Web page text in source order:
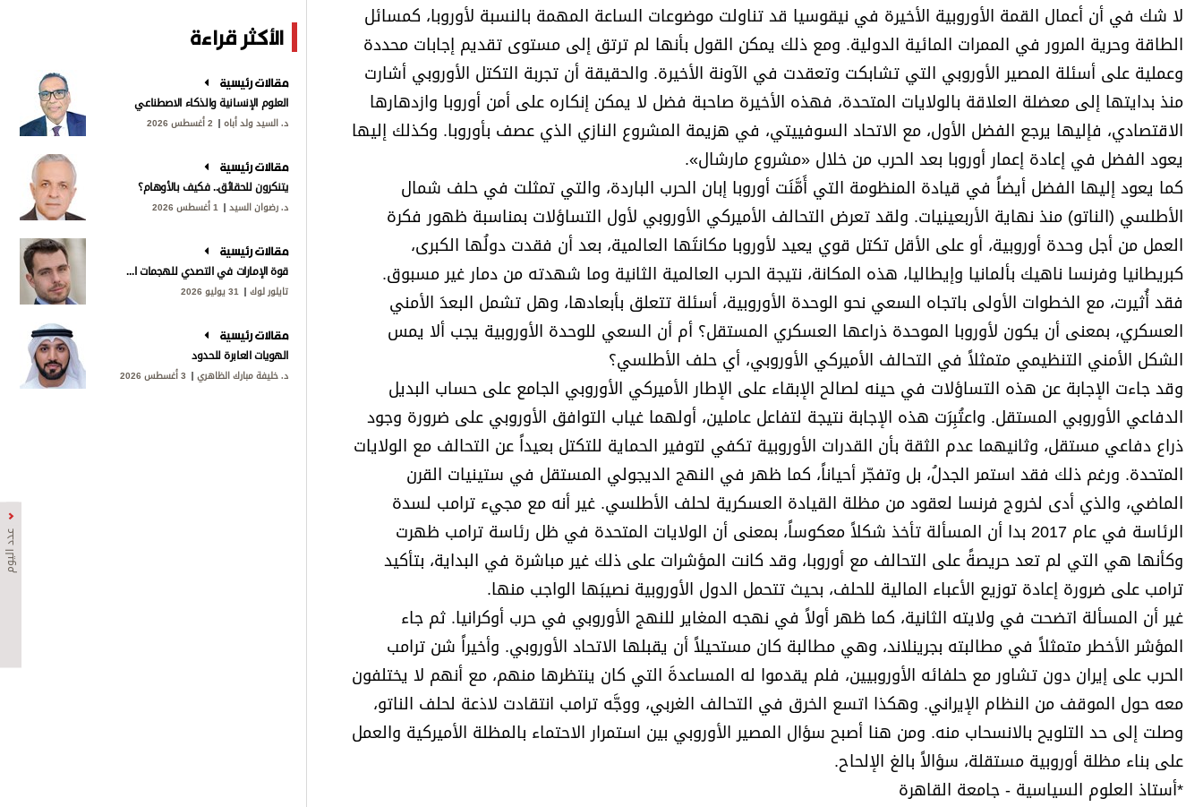
إنفوجراف
قصة صورة
كاريكتير
برامج
عدد اليوم
مواقيت الصلاة
الأحوال الجوية
عدد اليوم
لا شك في أن أعمال القمة الأوروبية الأخيرة في نيقوسيا قد تناولت موضوعات الساعة المهمة بالنسبة لأوروبا، كمسائل
الطاقة وحرية المرور في الممرات المائية الدولية. ومع ذلك يمكن القول بأنها لم ترتق إلى مستوى تقديم إجابات محددة
وعملية على أسئلة المصير الأوروبي التي تشابكت وتعقدت في الآونة الأخيرة. والحقيقة أن تجربة التكتل الأوروبي أشارت
منذ بدايتها إلى معضلة العلاقة بالولايات المتحدة، فهذه الأخيرة صاحبة فضل لا يمكن إنكاره على أمن أوروبا وازدهارها
الاقتصادي، فإليها يرجع الفضل الأول، مع الاتحاد السوفييتي، في هزيمة المشروع النازي الذي عصف بأوروبا. وكذلك إليها
يعود الفضل في إعادة إعمار أوروبا بعد الحرب من خلال «مشروع مارشال».
كما يعود إليها الفضل أيضاً في قيادة المنظومة التي أَمَّنَت أوروبا إبان الحرب الباردة، والتي تمثلت في حلف شمال
الأطلسي (الناتو) منذ نهاية الأربعينيات. ولقد تعرض التحالف الأميركي الأوروبي لأول التساؤلات بمناسبة ظهور فكرة
العمل من أجل وحدة أوروبية، أو على الأقل تكتل قوي يعيد لأوروبا مكانتَها العالمية، بعد أن فقدت دولُها الكبرى،
كبريطانيا وفرنسا ناهيك بألمانيا وإيطاليا، هذه المكانة، نتيجة الحرب العالمية الثانية وما شهدته من دمار غير مسبوق.
فقد أُثيرت، مع الخطوات الأولى باتجاه السعي نحو الوحدة الأوروبية، أسئلة تتعلق بأبعادها، وهل تشمل البعدَ الأمني
العسكري، بمعنى أن يكون لأوروبا الموحدة ذراعها العسكري المستقل؟ أم أن السعي للوحدة الأوروبية يجب ألا يمس
الشكل الأمني التنظيمي متمثلاً في التحالف الأميركي الأوروبي، أي حلف الأطلسي؟
وقد جاءت الإجابة عن هذه التساؤلات في حينه لصالح الإبقاء على الإطار الأميركي الأوروبي الجامع على حساب البديل
الدفاعي الأوروبي المستقل. واعتُبِرَت هذه الإجابة نتيجة لتفاعل عاملين، أولهما غياب التوافق الأوروبي على ضرورة وجود
ذراع دفاعي مستقل، وثانيهما عدم الثقة بأن القدرات الأوروبية تكفي لتوفير الحماية للتكتل بعيداً عن التحالف مع الولايات
المتحدة. ورغم ذلك فقد استمر الجدلُ، بل وتفجّر أحياناً، كما ظهر في النهج الديجولي المستقل في ستينيات القرن
الماضي، والذي أدى لخروج فرنسا لعقود من مظلة القيادة العسكرية لحلف الأطلسي. غير أنه مع مجيء ترامب لسدة
الرئاسة في عام 2017 بدا أن المسألة تأخذ شكلاً معكوساً، بمعنى أن الولايات المتحدة في ظل رئاسة ترامب ظهرت
وكأنها هي التي لم تعد حريصةً على التحالف مع أوروبا، وقد كانت المؤشرات على ذلك غير مباشرة في البداية، بتأكيد
ترامب على ضرورة إعادة توزيع الأعباء المالية للحلف، بحيث تتحمل الدول الأوروبية نصيبَها الواجب منها.
غير أن المسألة اتضحت في ولايته الثانية، كما ظهر أولاً في نهجه المغاير للنهج الأوروبي في حرب أوكرانيا. ثم جاء
المؤشر الأخطر متمثلاً في مطالبته بجرينلاند، وهي مطالبة كان مستحيلاً أن يقبلها الاتحاد الأوروبي. وأخيراً شن ترامب
الحرب على إيران دون تشاور مع حلفائه الأوروبيين، فلم يقدموا له المساعدةَ التي كان ينتظرها منهم، مع أنهم لا يختلفون
معه حول الموقف من النظام الإيراني. وهكذا اتسع الخرق في التحالف الغربي، ووجَّه ترامب انتقادت لاذعة لحلف الناتو،
وصلت إلى حد التلويح بالانسحاب منه. ومن هنا أصبح سؤال المصير الأوروبي بين استمرار الاحتماء بالمظلة الأميركية والعمل
على بناء مظلة أوروبية مستقلة، سؤالاً بالغ الإلحاح.
*أستاذ العلوم السياسية - جامعة القاهرة
الأكثر قراءة
مقالات رئيسية
العلوم الإنسانية والذكاء الاصطناعي
د. السيد ولد أباه 2 أغسطس 2026
مقالات رئيسية
يتنكرون للحقائق.. فكيف بالأوهام؟
د. رضوان السيد 1 أغسطس 2026
مقالات رئيسية
قوة الإمارات في التصدي للهجمات الإيرانية
تايلور لوك 31 يوليو 2026
مقالات رئيسية
الهويات العابرة للحدود
د. خليفة مبارك الظاهري 3 أغسطس 2026